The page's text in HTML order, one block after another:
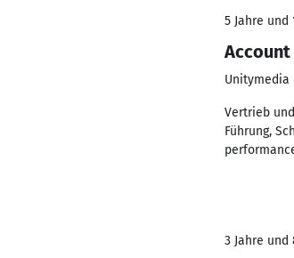
5 Jahre und
Unitymedia
Vertrieb
Führung,
3 Jahre und